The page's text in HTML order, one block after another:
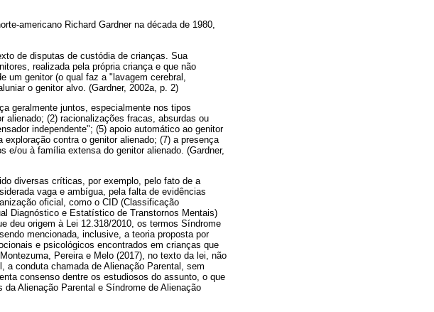
americano Richard Gardner na década de 1980,
de disputas de custódia de crianças. Sua
realizada pela própria criança e que não
um genitor (o qual faz a "lavagem cerebral,
o genitor alvo. (Gardner, 2002a, p. 2)
geralmente juntos, especialmente nos tipos
alienado; (2) racionalizações fracas, absurdas ou
independente"; (5) apoio automático ao genitor
contra o genitor alienado; (7) a presença
e/ou à família extensa do genitor alienado. (Gardner,
diversas críticas, por exemplo, pelo fato de a
vaga e ambígua, pela falta de evidências
oficial, como o CID (Classificação
Diagnóstico e Estatístico de Transtornos Mentais)
deu origem à Lei 12.318/2010, os termos Síndrome
mencionada, inclusive, a teoria proposta por
e psicológicos encontrados em crianças que
Pereira e Melo (2017), no texto da lei, não
a conduta chamada de Alienação Parental, sem
consenso dentre os estudiosos do assunto, o que
Alienação Parental e Síndrome de Alienação